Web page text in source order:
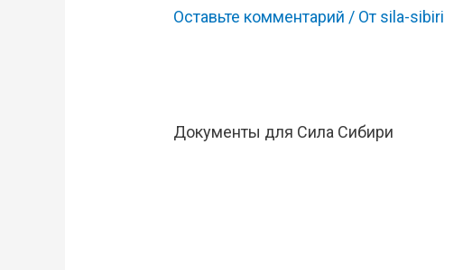
Оставьте комментарий / От sila-sibiri
Документы для Сила Сибири